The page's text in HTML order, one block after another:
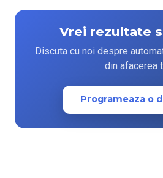
Vrei rezultate
Discuta cu noi despre
din afacerea
Programeaza o